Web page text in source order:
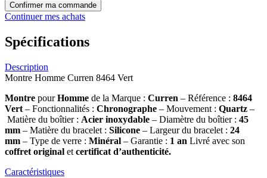
Confirmer ma commande
Continuer mes achats
Spécifications
Description
Montre Homme Curren 8464 Vert
Montre pourHomme de la Marque : Curren – Référence : 8464
Vert – Fonctionnalités : Chronographe – Mouvement : Quartz –
Matière du boîtier : Acier inoxydable – Diamètre du boîtier : 45
mm – Matière du bracelet : Silicone – Largeur du bracelet : 24
mm – Type de verre : Minéral – Garantie : 1 an Livré avec son
coffret original et certificat d’authenticité.
Caractéristiques